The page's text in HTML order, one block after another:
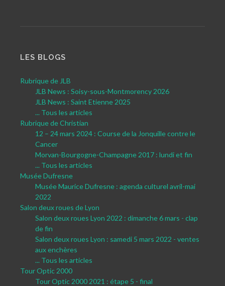
LES BLOGS
Rubrique de JLB
JLB News : Soisy-sous-Montmorency 2026
JLB News : Saint Etienne 2025
... Tous les articles
Rubrique de Christian
12 – 24 mars 2024 : Course de la Jonquille contre le
Cancer
Morvan-Bourgogne-Champagne 2017 : lundi et fin
... Tous les articles
Musée Dufresne
Musée Maurice Dufresne : agenda culturel avril-mai
2022
Salon deux roues de Lyon
Salon deux roues Lyon 2022 : dimanche 6 mars - clap
de fin
Salon deux roues Lyon : samedi 5 mars 2022 - ventes
aux enchères
... Tous les articles
Tour Optic 2000
Tour Optic 2000 2021 : étape 5 - final